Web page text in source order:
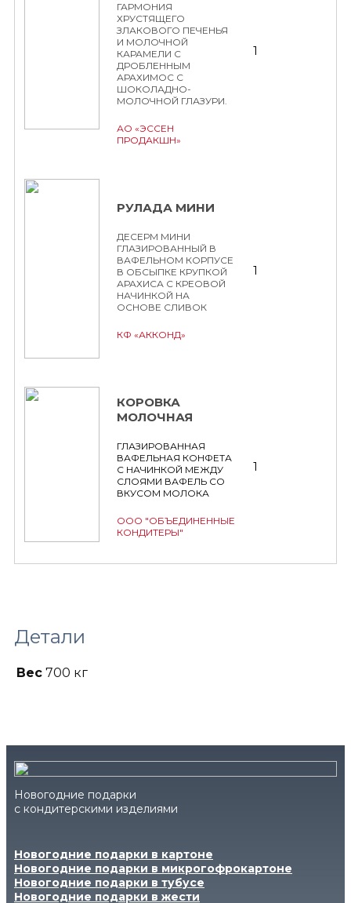
ГАРМОНИЯ
ХРУСТЯЩЕГО
ЗЛАКОВОГО ПЕЧЕНЬЯ
И МОЛОЧНОЙ
КАРАМЕЛИ С
ДРОБЛЕННЫМ
АРАХИМОС С
ШОКОЛАДНО-
МОЛОЧНОЙ ГЛАЗУРИ.
АО «ЭССЕН
ПРОДАКШН»
1
РУЛАДА МИНИ
ДЕСЕРМ МИНИ
ГЛАЗИРОВАННЫЙ В
ВАФЕЛЬНОМ КОРПУСЕ
В ОБСЫПКЕ КРУПКОЙ
АРАХИСА С КРЕОВОЙ
НАЧИНКОЙ НА
ОСНОВЕ СЛИВОК
КФ «АККОНД»
1
КОРОВКА
МОЛОЧНАЯ
ГЛАЗИРОВАННАЯ
ВАФЕЛЬНАЯ КОНФЕТА
С НАЧИНКОЙ МЕЖДУ
СЛОЯМИ ВАФЕЛЬ СО
ВКУСОМ МОЛОКА
ООО "ОБЪЕДИНЕННЫЕ
КОНДИТЕРЫ"
1
Детали
Вес 700 кг
Новогодние подарки
с кондитерскими изделиями
Новогодние подарки в картоне
Новогодние подарки в микрогофрокартоне
Новогодние подарки в тубусе
Новогодние подарки в жести